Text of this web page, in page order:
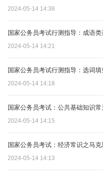
2024-05-14 14:38
国家公务员考试行测指导：成语
2024-05-14 14:21
国家公务员考试行测指导：选词
2024-05-14 14:18
国家公务员考试：公共基础知识常
2024-05-14 14:15
国家公务员考试：经济常识之马
2024-05-14 14:13